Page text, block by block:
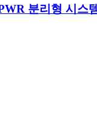
분리형 시스